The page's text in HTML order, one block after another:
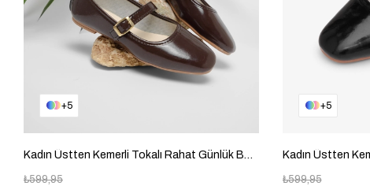
5
Kadın Üstten Kemerli Tokalı Rahat Günlük Babet Kadın Acı Kahve Babet TBTBR050
₺599,95
5
₺599,95